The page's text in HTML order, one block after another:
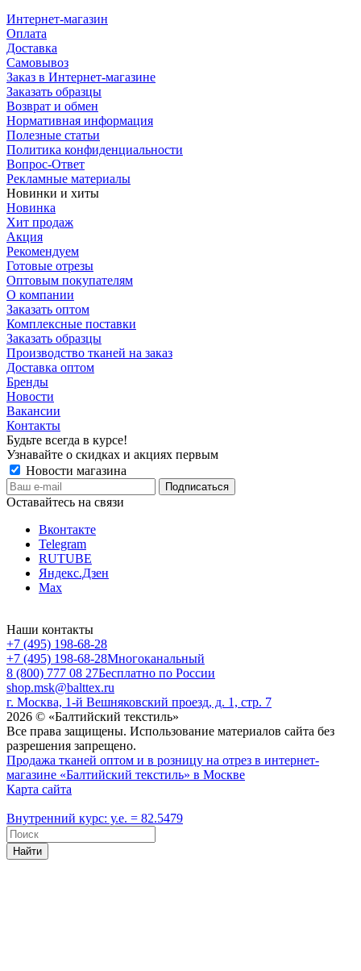
Интернет-магазин
Оплата
Доставка
Самовывоз
Заказ в Интернет-магазине
Заказать образцы
Возврат и обмен
Нормативная информация
Полезные статьи
Политика конфиденциальности
Вопрос-Ответ
Рекламные материалы
Новинки и хиты
Новинка
Хит продаж
Акция
Рекомендуем
Готовые отрезы
Оптовым покупателям
О компании
Заказать оптом
Комплексные поставки
Заказать образцы
Производство тканей на заказ
Доставка оптом
Бренды
Новости
Вакансии
Контакты
Будьте всегда в курсе!
Узнавайте о скидках и акциях первым
Новости магазина
Оставайтесь на связи
Вконтакте
Telegram
RUTUBE
Яндекс.Дзен
Max
Наши контакты
+7 (495) 198-68-28
+7 (495) 198-68-28Многоканальный
8 (800) 777 08 27Бесплатно по России
shop.msk@balttex.ru
г. Москва, 1-й Вешняковский проезд, д. 1, стр. 7
2026 © «Балтийский текстиль»
Все права защищены. Использование материалов сайта без
разрешения запрещено.
Продажа тканей оптом и в розницу на отрез в интернет-
магазине «Балтийский текстиль» в Москве
Карта сайта
Внутренний курс: у.е. = 82.5479
Найти